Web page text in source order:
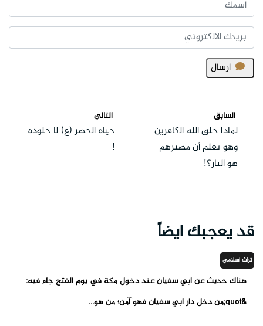
ارسال
السابق
لماذا خلق الله الكافرين
وهو يعلم أن مصيرهم
هو النار؟!
التالي
حياة الخضر (ع) لا خلوده
!
قد يعجبك ايضاً
تراث اسلامي
هناك حديث عن أبي سفيان عند دخول مكة في يوم الفتح جاء فيه:
&quot;من دخل دار أبي سفيان فهو آمن؛ من هو...